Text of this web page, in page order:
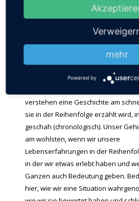
weniger gestresst zu sein, dann wird
Sie Ihre Erinnerung in die richtige
Gedächtnis bringen, in die richtige
Gehirn.
Die richtige Form ist die Form
Eine gute Geschichte
verstehen eine Geschichte am
sie in der Reihenfolge erzählt wird,
geschah (chronologisch). Unser
am wohlsten, wenn wir unsere
Lebenserfahrungen in der
in der wir etwas erlebt haben und
Ganzen auch Bedeutung geben.
hier, wie wir eine Situation
mehr
Powered by